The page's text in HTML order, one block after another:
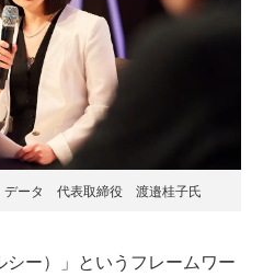
データ 代表取締役 渡邉桂子氏
ー）」というフレームワー